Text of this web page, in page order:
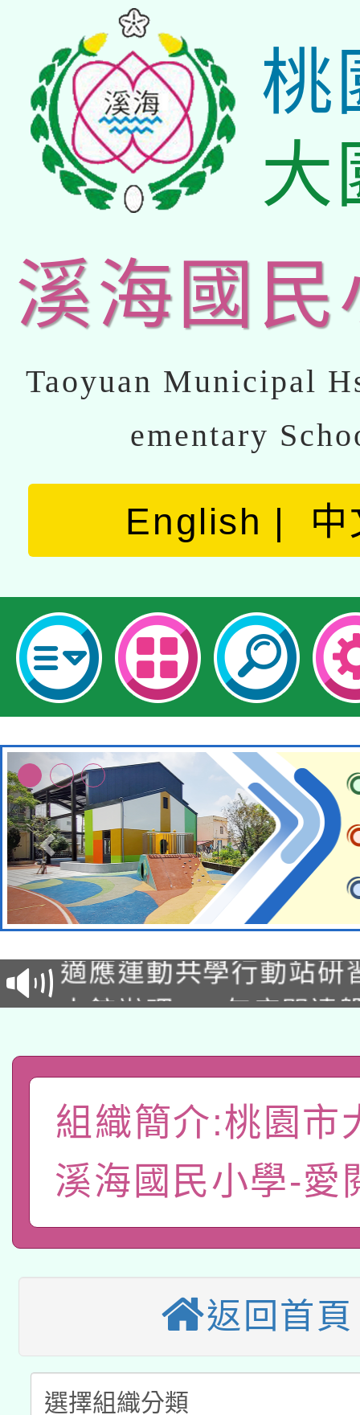
桃
大
溪海國民
Taoyuan Municipal
ementary
English 中
本校115學年度第2次
招甄選結果公告(無人
招)
適應運動共學行動站研
本館辦理115年度閱讀
礎課程
A3數位素養講師名單
「數位內容與教學軟體
pilot」
有關大陸委員會函釋公
薪期間赴陸應申請許可
轉知經濟部水利署委託
業技術研究院辦理「
用水績優單位及節水達
115年8月22日(星期六
開 智慧啟航」
2026年桃園地景藝術
本校115學年度第2次
招甄選結果公告(無人
適應運動共學行動站研
本館辦理115年度閱讀
組織簡介:桃園市
溪海國民小學-愛
返回首頁